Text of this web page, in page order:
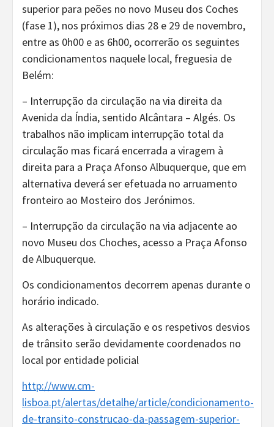
superior para peões no novo Museu dos Coches
(fase 1), nos próximos dias 28 e 29 de novembro,
entre as 0h00 e as 6h00, ocorrerão os seguintes
condicionamentos naquele local, freguesia de
Belém:
– Interrupção da circulação na via direita da
Avenida da Índia, sentido Alcântara – Algés. Os
trabalhos não implicam interrupção total da
circulação mas ficará encerrada a viragem à
direita para a Praça Afonso Albuquerque, que em
alternativa deverá ser efetuada no arruamento
fronteiro ao Mosteiro dos Jerónimos.
– Interrupção da circulação na via adjacente ao
novo Museu dos Choches, acesso a Praça Afonso
de Albuquerque.
Os condicionamentos decorrem apenas durante o
horário indicado.
As alterações à circulação e os respetivos desvios
de trânsito serão devidamente coordenados no
local por entidade policial
http://www.cm-
lisboa.pt/alertas/detalhe/article/condicionamento-
de-transito-construcao-da-passagem-superior-